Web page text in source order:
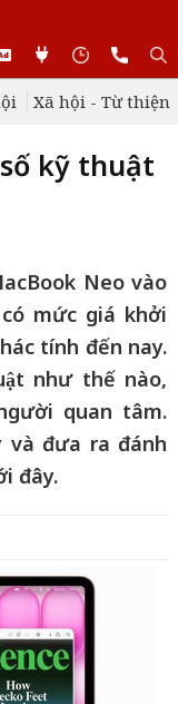
Xã hội - Từ thiện
kỹ thuật
Neo vào
có mức giá khởi
tính đến nay.
như thế nào,
quan tâm.
và đưa ra đánh
đây.